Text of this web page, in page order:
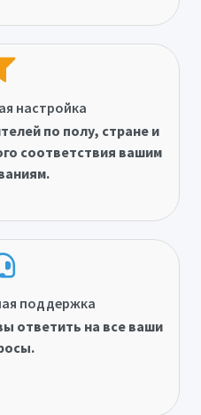
настройка
по полу, стране и
соответствия вашим
поддержка
ответить на все ваши